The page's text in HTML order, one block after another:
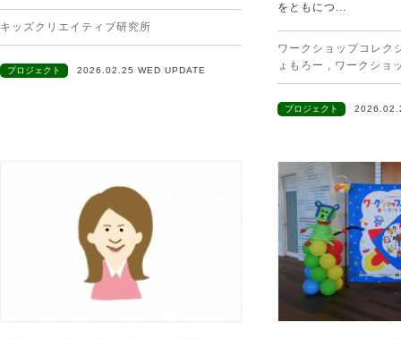
キッズクリエイティブ研究所
プロジェクト 2026.02.25 WED UPDATE
をともにつ...
ワークショップコレク
ょもろー , ワークショ
プロジェクト